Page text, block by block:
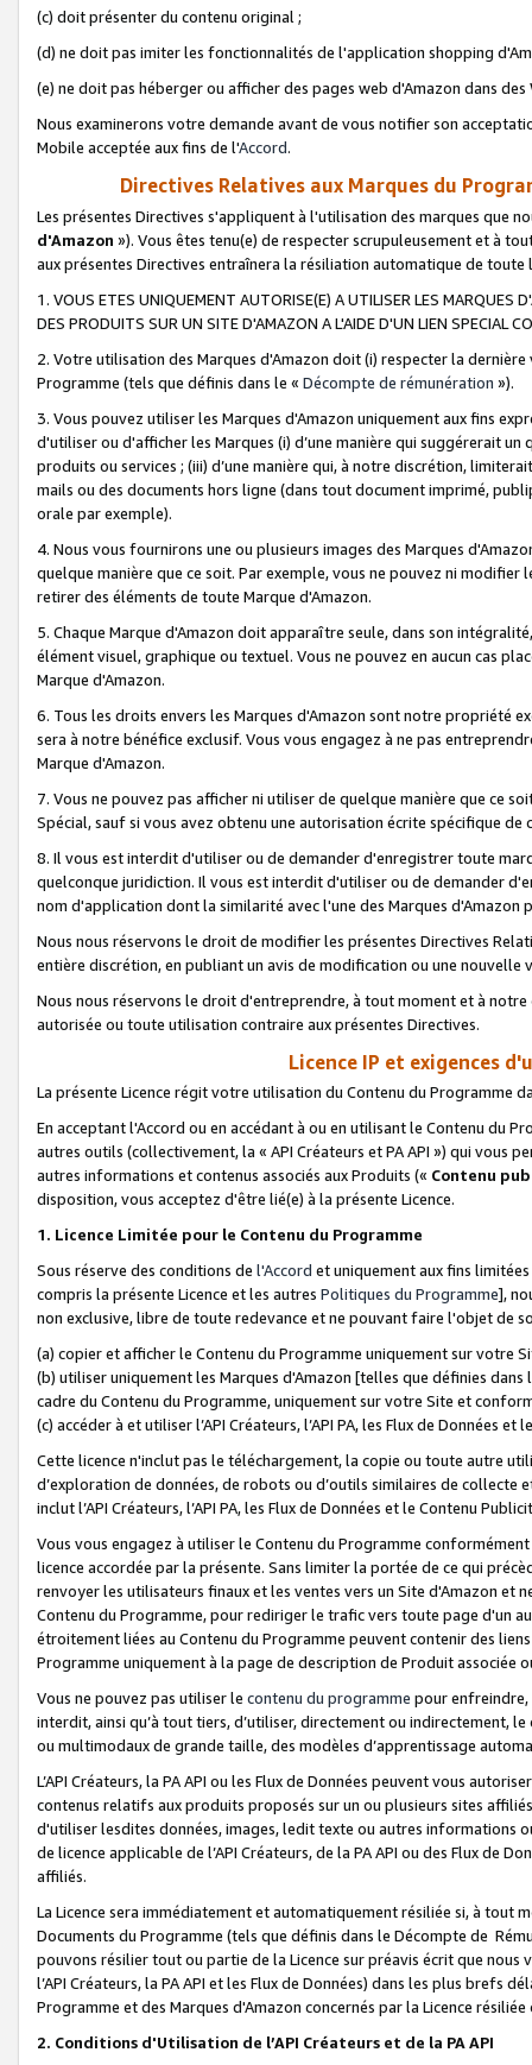
(c) doit présenter du contenu original ;
(d) ne doit pas imiter les fonctionnalités de l'application shopping
(e) ne doit pas héberger ou afficher des pages web d'Amazon dans
Nous examinerons votre demande avant de vous notifier son
Mobile acceptée aux fins de l'Accord.
Directives Relatives aux Marques du
Les présentes Directives s'appliquent à l'utilisation des marques que
d'Amazon »). Vous êtes tenu(e) de respecter scrupuleusement et à
aux présentes Directives entraînera la résiliation automatique de
1. VOUS ETES UNIQUEMENT AUTORISE(E) A UTILISER LES MARQUES
DES PRODUITS SUR UN SITE D'AMAZON A L'AIDE D'UN LIEN SPECIAL
2. Votre utilisation des Marques d'Amazon doit (i) respecter la
Programme (tels que définis dans le « Décompte de rémunération »).
3. Vous pouvez utiliser les Marques d'Amazon uniquement aux fins
d'utiliser ou d'afficher les Marques (i) d’une manière qui suggérerait
produits ou services ; (iii) d’une manière qui, à notre discrétion,
mails ou des documents hors ligne (dans tout document imprimé,
orale par exemple).
4. Nous vous fournirons une ou plusieurs images des Marques
quelque manière que ce soit. Par exemple, vous ne pouvez ni
retirer des éléments de toute Marque d'Amazon.
5. Chaque Marque d'Amazon doit apparaître seule, dans son
élément visuel, graphique ou textuel. Vous ne pouvez en aucun cas
Marque d'Amazon.
6. Tous les droits envers les Marques d'Amazon sont notre propriété
sera à notre bénéfice exclusif. Vous vous engagez à ne pas
Marque d'Amazon.
7. Vous ne pouvez pas afficher ni utiliser de quelque manière que ce
Spécial, sauf si vous avez obtenu une autorisation écrite spécifique de
8. Il vous est interdit d'utiliser ou de demander d'enregistrer toute
quelconque juridiction. Il vous est interdit d'utiliser ou de demander
nom d'application dont la similarité avec l'une des Marques
Nous nous réservons le droit de modifier les présentes Directives
entière discrétion, en publiant un avis de modification ou une nouvelle
Nous nous réservons le droit d'entreprendre, à tout moment et à
autorisée ou toute utilisation contraire aux présentes Directives.
Licence IP et exigences
La présente Licence régit votre utilisation du Contenu du Programme
En acceptant l'Accord ou en accédant à ou en utilisant le Contenu du
autres outils (collectivement, la « API Créateurs et PA API ») qui vous
autres informations et contenus associés aux Produits (« Contenu
disposition, vous acceptez d'être lié(e) à la présente Licence.
1. Licence Limitée pour le Contenu du Programme
Sous réserve des conditions de l'Accord et uniquement aux fins
compris la présente Licence et les autres Politiques du Programme],
non exclusive, libre de toute redevance et ne pouvant faire l'objet de
(a) copier et afficher le Contenu du Programme uniquement sur votre
(b) utiliser uniquement les Marques d'Amazon [telles que définies dans
cadre du Contenu du Programme, uniquement sur votre Site et
(c) accéder à et utiliser l’API Créateurs, l’API PA, les Flux de Données
Cette licence n'inclut pas le téléchargement, la copie ou toute autre
d’exploration de données, de robots ou d’outils similaires de
inclut l’API Créateurs, l’API PA, les Flux de Données et le Contenu
Vous vous engagez à utiliser le Contenu du Programme
licence accordée par la présente. Sans limiter la portée de ce qui
renvoyer les utilisateurs finaux et les ventes vers un Site d'Amazon et
Contenu du Programme, pour rediriger le trafic vers toute page d'un
étroitement liées au Contenu du Programme peuvent contenir des
Programme uniquement à la page de description de Produit associée
Vous ne pouvez pas utiliser le contenu du programme pour
interdit, ainsi qu’à tout tiers, d’utiliser, directement ou indirectement,
ou multimodaux de grande taille, des modèles d’apprentissage
L’API Créateurs, la PA API ou les Flux de Données peuvent vous
contenus relatifs aux produits proposés sur un ou plusieurs sites
d'utiliser lesdites données, images, ledit texte ou autres informations
de licence applicable de l’API Créateurs, de la PA API ou des Flux de
affiliés.
La Licence sera immédiatement et automatiquement résiliée si, à
Documents du Programme (tels que définis dans le Décompte de
pouvons résilier tout ou partie de la Licence sur préavis écrit que
l’API Créateurs, la PA API et les Flux de Données) dans les plus
Programme et des Marques d'Amazon concernés par la Licence
2. Conditions d'Utilisation de l’API Créateurs et de la PA API